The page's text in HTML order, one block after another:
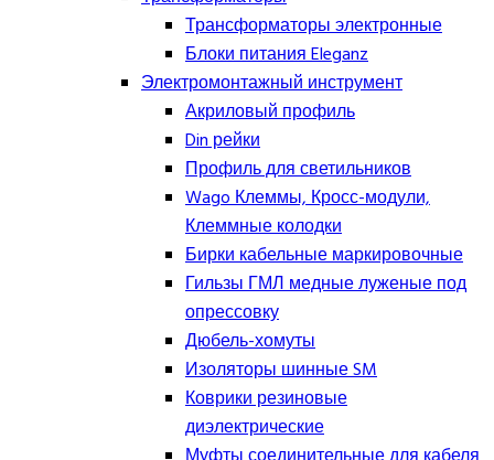
Трансформаторы электронные
Блоки питания Eleganz
Электромонтажный инструмент
Акриловый профиль
Din рейки
Профиль для светильников
Wago Клеммы, Кросс-модули,
Клеммные колодки
Бирки кабельные маркировочные
Гильзы ГМЛ медные луженые под
опрессовку
Дюбель-хомуты
Изоляторы шинные SM
Коврики резиновые
диэлектрические